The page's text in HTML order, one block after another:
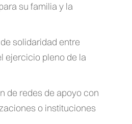
su familia y la
solidaridad entre
ejercicio pleno de la
de redes de apoyo con
o instituciones